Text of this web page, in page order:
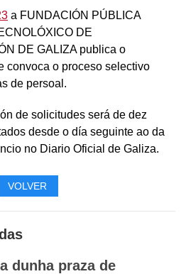
a FUNDACIÓN PÚBLICA
DE
DE GALIZA publica o
convoca o proceso selectivo
de persoal.
de solicitudes será de dez
desde o día seguinte ao da
no Diario Oficial de Galiza.
VOLVER
dunha praza de